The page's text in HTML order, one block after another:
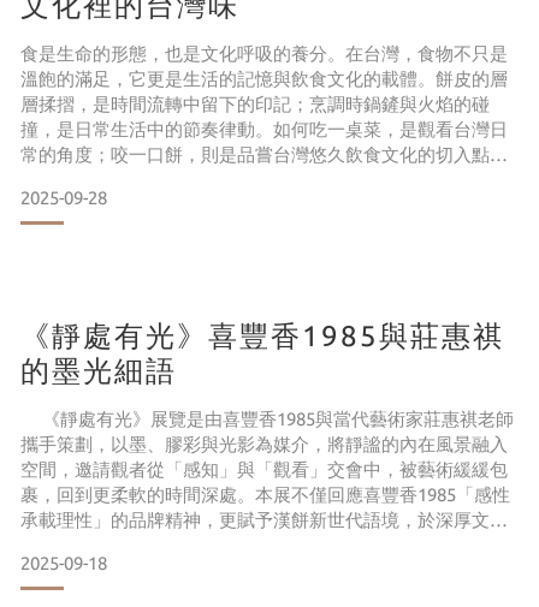
食是生命的形態，也是文化呼吸的養分。在台灣，食物不只是
溫飽的滿足，它更是生活的記憶與飲食文化的載體。餅皮的層
層揉摺，是時間流轉中留下的印記；烹調時鍋鏟與火焰的碰
撞，是日常生活中的節奏律動。如何吃一桌菜，是觀看台灣日
常的角度；咬一口餅，則是品嘗台灣悠久飲食文化的切入點。
《2025宴飲聚》，將透過四款手工漢餅與四席經典台菜創造一
場文化交織的對視。這不同於一般的餐飲活動，它邀請參與者
2025-09-28
《靜處有光》喜豐香1985與莊惠祺
的墨光細語
《靜處有光》展覽是由喜豐香1985與當代藝術家莊惠祺老師
攜手策劃，以墨、膠彩與光影為媒介，將靜謐的內在風景融入
空間，邀請觀者從「感知」與「觀看」交會中，被藝術緩緩包
裹，回到更柔軟的時間深處。本展不僅回應喜豐香1985「感性
承載理性」的品牌精神，更賦予漢餅新世代語境，於深厚文化
於感官、語言、記憶的流動儀式。莊惠祺老師以「墨」的感官
沉靜、「膠彩」的生命力與「光」的流轉，描繪物我交融的內
2025-09-18